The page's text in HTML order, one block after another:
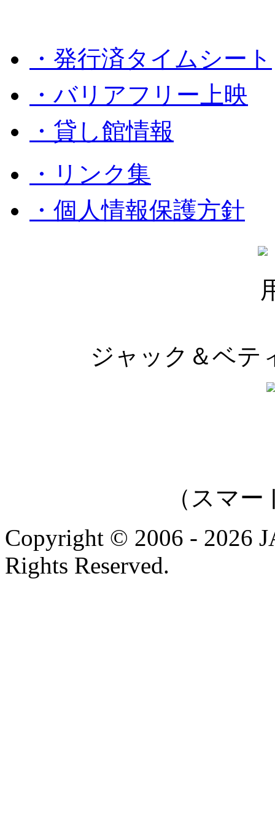
・発行済タイムシート
・バリアフリー上映
・貸し館情報
・リンク集
・個人情報保護方針
ジャック＆ベテ
（スマ
Copyright © 2006 - 2026
Rights Reserved.